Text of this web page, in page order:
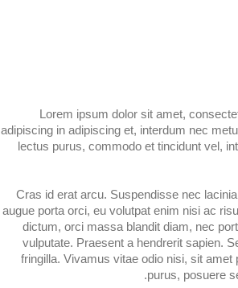
Lorem ipsum dolor sit amet,
adipiscing in adipiscing et, interdum nec
lectus purus, commodo et tincidunt vel,
Cras id erat arcu. Suspendisse nec
augue porta orci, eu volutpat enim nisi ac
dictum, orci massa blandit diam, nec
vulputate. Praesent a hendrerit sapien.
fringilla. Vivamus vitae odio nisi, sit
purus, posuere